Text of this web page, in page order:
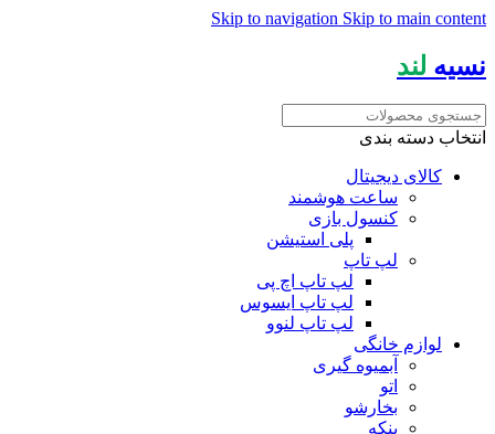
Skip to navigation Skip to main content
نسیه لند
انتخاب دسته بندی
کالای دیجیتال
ساعت هوشمند
کنسول بازی
پلی استیشن
لپ تاپ
لپ تاپ اچ پی
لپ تاپ ایسوس
لپ تاپ لنوو
لوازم خانگی
آبمیوه گیری
اتو
بخارشو
پنکه